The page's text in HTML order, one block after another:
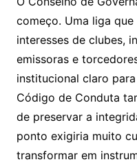
começo. Uma liga
interesses de clubes,
emissoras e
institucional claro
Código de Conduta
de preservar a
ponto exigiria muito
transformar em